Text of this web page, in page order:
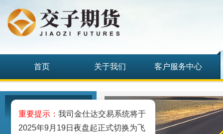
首页 关于我们 客户服务中心
重要提示： 我司金仕达交易系统将于
2025年9月19日夜盘起正式切换为飞